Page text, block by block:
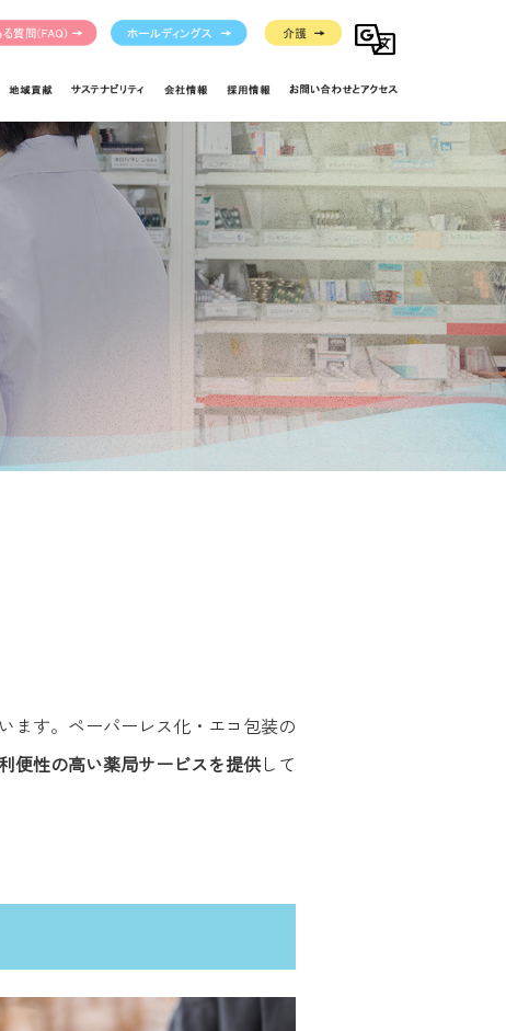
ます。ペーパーレス化・エコ包装の
便性の高い薬局サービスを提供して